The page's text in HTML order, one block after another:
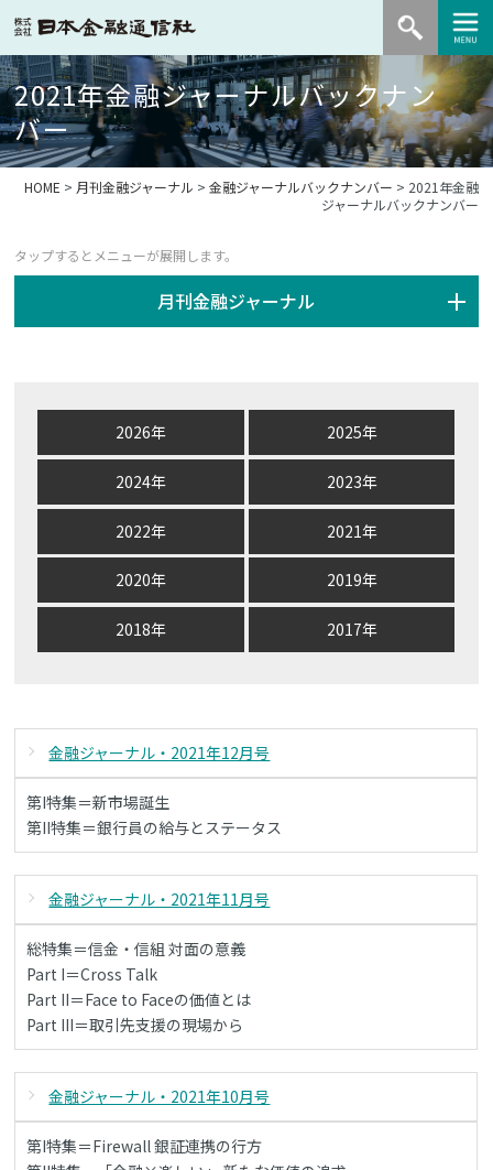
2021年金融ジャーナルバックナン
バー
HOME > 月刊金融ジャーナル > 金融ジャーナルバックナンバー > 2021年金融
ジャーナルバックナンバー
月刊金融ジャーナル
2026年 2025年
2024年 2023年
2022年 2021年
2020年 2019年
2018年 2017年
金融ジャーナル・2021年12月号
第I特集＝新市場誕生
第II特集＝銀行員の給与とステータス
金融ジャーナル・2021年11月号
総特集＝信金・信組 対面の意義
Part I＝Cross Talk
Part II＝Face to Faceの価値とは
Part III＝取引先支援の現場から
金融ジャーナル・2021年10月号
第I特集＝Firewall 銀証連携の行方